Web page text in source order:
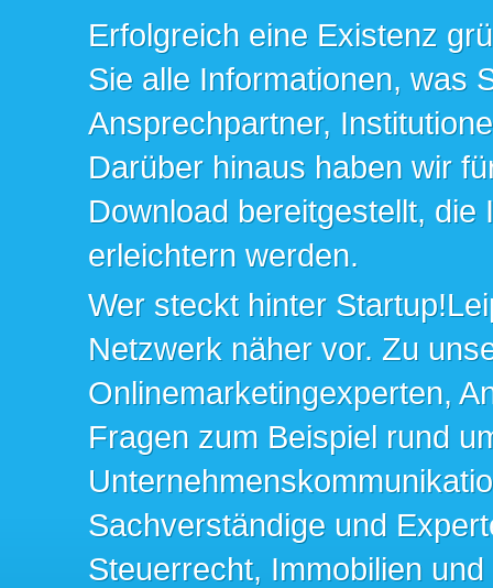
Erfolgreich eine Existenz
Sie alle Informationen, was
Ansprechpartner,
Darüber hinaus haben wir
Download bereitgestellt,
erleichtern werden.
Wer steckt hinter
Netzwerk näher vor. Zu
Onlinemarketingexperten,
Fragen zum Beispiel rund
Sachverständige und
Steuerrecht, Immobilien